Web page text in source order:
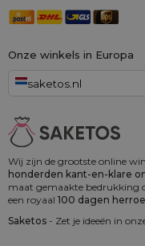
Wij zijn de grootste online
honderden kant-en-klare
maat gemaakte bedrukking
een royaal 100 dagen
Saketos - Zet je ideeën in
Onze winkels in Europa
saketos.nl